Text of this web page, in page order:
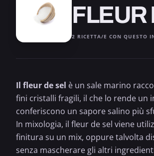
FLEUR
2 RICETTA/E CON QUESTO
Il fleur de sel è un sale marino
fini cristalli fragili, il che lo rende un
conferiscono un sapore salino più
In mixologia, il fleur de sel viene
finitura su un mix, oppure talvolta
senza mascherare gli altri